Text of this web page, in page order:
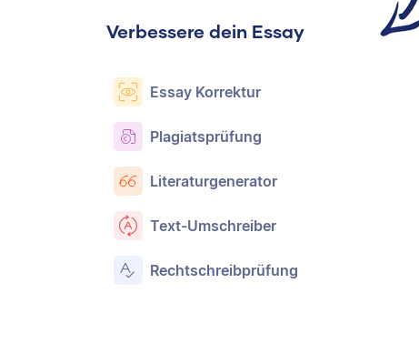
Verbessere dein Essay
Essay Korrektur
Plagiatsprüfung
Literaturgenerator
Text-Umschreiber
Rechtschreibprüfung